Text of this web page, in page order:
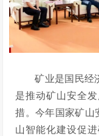
矿业是国民经
是推动矿山安全
措。今年国家矿山
山智能化建设促